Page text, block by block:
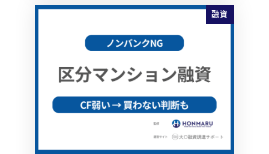
融資